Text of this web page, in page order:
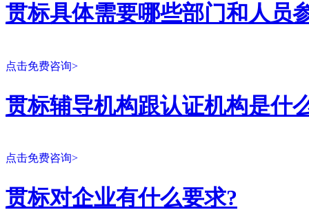
贯标具体需要哪些部门和人员
点击免费咨询>
贯标辅导机构跟认证机构是什
点击免费咨询>
贯标对企业有什么要求?